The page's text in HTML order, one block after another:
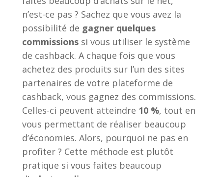
n’est-ce pas ? Sachez que vous avez la
possibilité de gagner quelques
commissionssi vous utiliser le système
de cashback. A chaque fois que vous
achetez des produits sur l’un des sites
partenaires de votre plateforme de
cashback, vous gagnez des commissions.
Celles-ci peuvent atteindre 10 %, tout en
vous permettant de réaliser beaucoup
d’économies. Alors, pourquoi ne pas en
profiter ? Cette méthode est plutôt
pratique si vous faites beaucoup